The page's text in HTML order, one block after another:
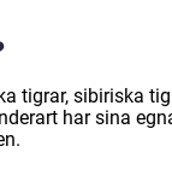
tigrar, sibiriska
har sina